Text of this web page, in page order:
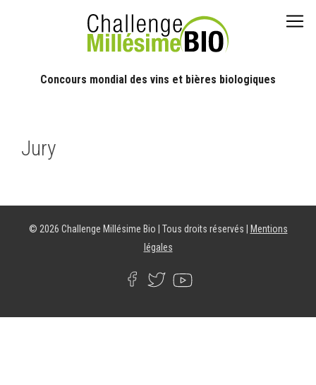
Concours mondial des vins et bières biologiques
Jury
© 2026 Challenge Millésime Bio | Tous droits réservés |
Mentions
légales